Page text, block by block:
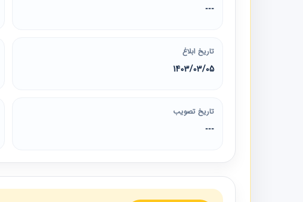
---
تاریخ ابلاغ
1403/03/05
تاریخ تصویب
---